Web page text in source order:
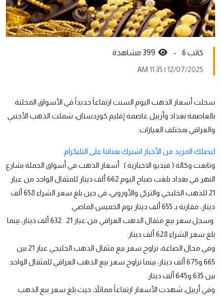
كاتب 6 -
12/07/2025 | 11:35 AM
سجلت أسعار الذهب اليوم السبت ارتفاعاً جديداً في الأسواق المحلية
بالعاصمة بغداد وأربيل عاصمة إقليم كوردستان، شملت الذهب الأجنبي
والعراقي بمختلف العيارات.
ليصلك المزيد من الأخبار اشترك بقناتنا على التليكرام.
وتابعت وكالة ( فيديو الاخبارية ) أسعار الذهب في أسواق الجملة بشارع
النهر في بغداد بلغت صباح اليوم 662 ألف دينار للمثقال الواحد من عيار
21 للذهب الخليجي والتركي والأوروبي، في حين بلغ سعر الشراء 658 ألف
دينار، مقارنة بـ 655 ألف دينار يوم الخميس الماضي.
وسجل سعر بيع مثقال الذهب العراقي من عيار 21 632 ألف دينار، بينما
بلغ سعر الشراء 628 ألف دينار.
وفي محال الصاغة، تراوح سعر بيع مثقال الذهب الخليجي عيار 21 بين
665 و675 ألف دينار، بينما تراوح سعر بيع الذهب العراقي للمثقال الواحد
بين 635 و645 ألف دينار.
وفي أربيل، شهدت الأسعار ارتفاعاً مماثلاً، حيث بلغ سعر بيع الذهب